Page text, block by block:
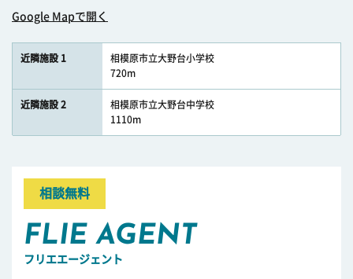
Google Mapで開く
近隣施設 1
相模原市立大野台小学校
720m
近隣施設 2
相模原市立大野台中学校
1110m
相談無料
FLIE AGENT
フリエエージェント